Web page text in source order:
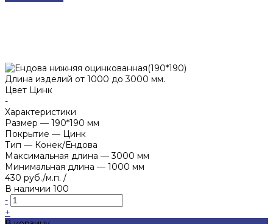
Длина изделий от 1000 до 3000 мм.
Цвет Цинк
-
Характеристики
Размер — 190*190 мм
Покрытие — Цинк
Тип — Конек/Ендова
Максимальная длина — 3000 мм
Минимальная длина — 1000 мм
430 руб./м.п. /
В наличии 100
-
+